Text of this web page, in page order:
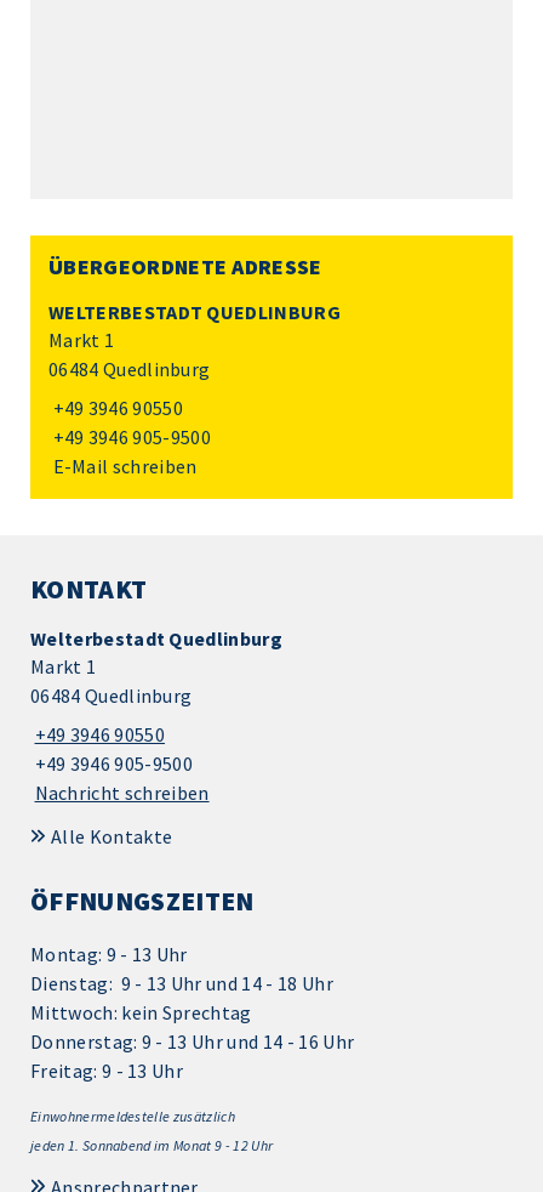
ÜBERGEORDNETE ADRESSE
WELTERBESTADT QUEDLINBURG
Markt 1
06484 Quedlinburg
+49 3946 90550
+49 3946 905-9500
E-Mail schreiben
KONTAKT
Welterbestadt Quedlinburg
Markt 1
06484 Quedlinburg
+49 3946 90550
+49 3946 905-9500
Nachricht schreiben
Alle Kontakte
ÖFFNUNGSZEITEN
Montag: 9 - 13 Uhr
Dienstag: 9 - 13 Uhr und 14 - 18 Uhr
Mittwoch: kein Sprechtag
Donnerstag: 9 - 13 Uhr und 14 - 16 Uhr
Freitag: 9 - 13 Uhr
Einwohnermeldestelle zusätzlich
jeden 1. Sonnabend im Monat 9 - 12 Uhr
Ansprechpartner